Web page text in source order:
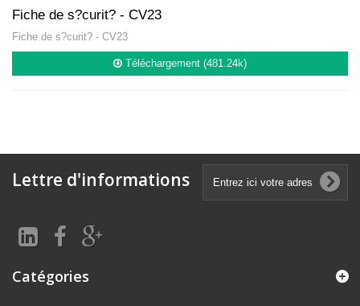
Fiche de s?curit? - CV23
Fiche de s?curit? - CV23
Téléchargement (481.24k)
Lettre d'informations
Catégories